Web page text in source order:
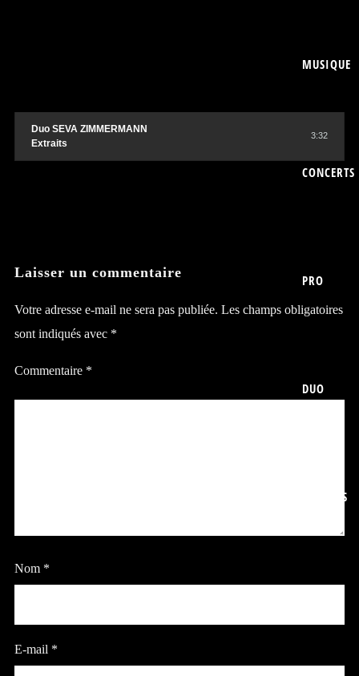
MUSIQUE
CONCERTS
PRO
DUO
COLLABS
Duo SEVA ZIMMERMANN
Extraits
3:32
Laisser un commentaire
Votre adresse e-mail ne sera pas publiée. Les champs obligatoires
sont indiqués avec *
Commentaire *
Nom *
E-mail *